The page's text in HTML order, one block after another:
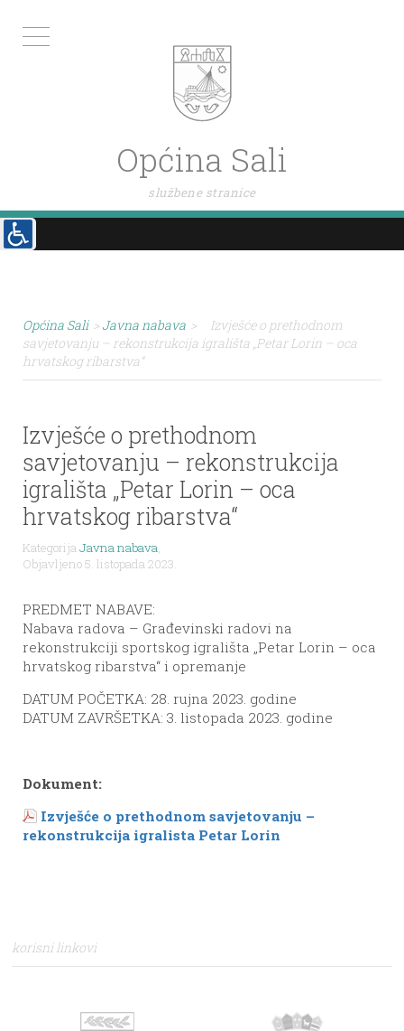
Općina Sali
službene stranice
Općina Sali > Javna nabava >
Izvješće o prethodnom
savjetovanju – rekonstrukcija igrališta „Petar Lorin – oca
hrvatskog ribarstva“
Izvješće o prethodnom
savjetovanju – rekonstrukcija
igrališta „Petar Lorin – oca
hrvatskog ribarstva“
KategorijaJavna nabava,
Objavljeno 5. listopada 2023.
PREDMET NABAVE:
Nabava radova – Građevinski radovi na
rekonstrukciji sportskog igrališta „Petar Lorin – oca
hrvatskog ribarstva“ i opremanje
DATUM POČETKA: 28. rujna 2023. godine
DATUM ZAVRŠETKA: 3. listopada 2023. godine
Dokument:
Izvješće o prethodnom savjetovanju –
rekonstrukcija igralista Petar Lorin
korisni linkovi